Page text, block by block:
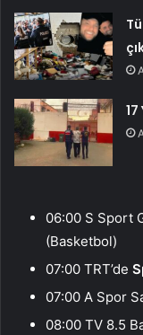
06:00 S Sport
(Basketbol)
07:00 TRT’de
07:00 A Spor
08:00 TV 8.5